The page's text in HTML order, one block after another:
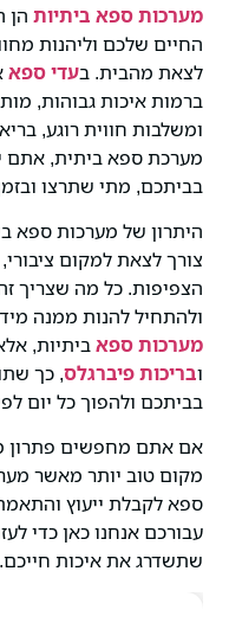
מערכות ספא ביתיות הן
החיים שלכם וליהנות
לצאת מהבית. בעדי ספא
ברמות איכות גבוהות,
ומשלבות חווית רוגע,
מערכת ספא ביתית, אתם
בביתכם, מתי שתרצו
היתרון של מערכות ספא
צורך לצאת למקום
הצפיפות. כל מה שצריך
ולהתחיל להנות ממנה
מערכות ספאביתיות,
ובריכות פיברגלס, כך
בביתכם ולהפוך כל יום
אם אתם מחפשים פתרון
מקום טוב יותר מאשר
ספא לקבלת ייעוץ
עבורכם אנחנו כאן כדי
שתשדרג את איכות חייכם.